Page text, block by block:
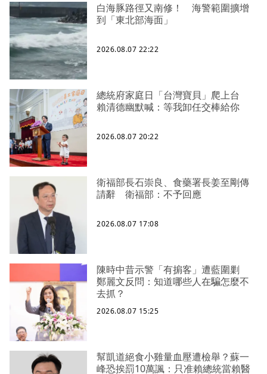
白海豚路徑又南修！ 海警範圍擴增
到「東北部海面」
2026.08.07 22:22
總統府家庭日「台灣寶貝」爬上台
賴清德幽默喊：等我卸任交棒給你
2026.08.07 20:22
衛福部長石崇良、食藥署長姜至剛傳
請辭 衛福部：不予回應
2026.08.07 17:08
陳時中昔示警「有掮客」遭藍圍剿
鄭麗文反問：知道哪些人在騙怎麼不
去抓？
2026.08.07 15:25
幫凱道絕食小雞量血壓遭檢舉？蘇一
峰恐挨罰10萬諷：只准賴總統當賴醫